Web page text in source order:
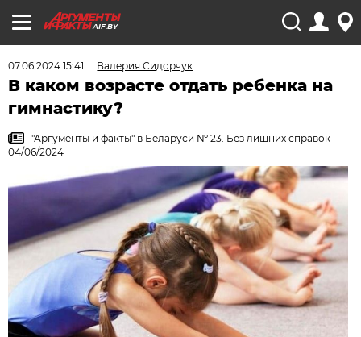
AIF.BY
07.06.2024 15:41 Валерия Сидорчук
В каком возрасте отдать ребенка на
гимнастику?
"Аргументы и факты" в Беларуси № 23. Без лишних справок
04/06/2024